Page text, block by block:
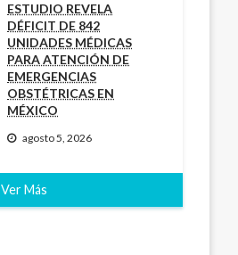
ESTUDIO REVELA
DÉFICIT DE 842
UNIDADES MÉDICAS
PARA ATENCIÓN DE
EMERGENCIAS
OBSTÉTRICAS EN
MÉXICO
agosto 5, 2026
Ver Más